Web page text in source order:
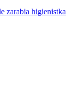
zarabia higienistka